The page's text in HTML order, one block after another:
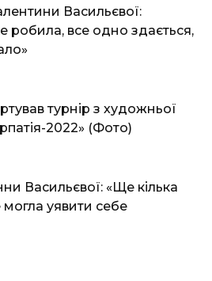
Васильєвої:
робила, все одно здається,
турнір з художньої
2022» (Фото)
Васильєвої: «Ще кілька
могла уявити себе